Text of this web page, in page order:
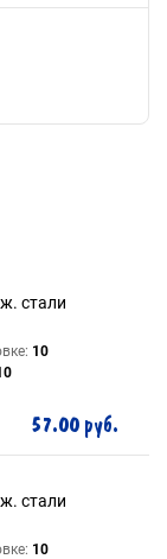
стали
10
57.00 руб.
стали
10